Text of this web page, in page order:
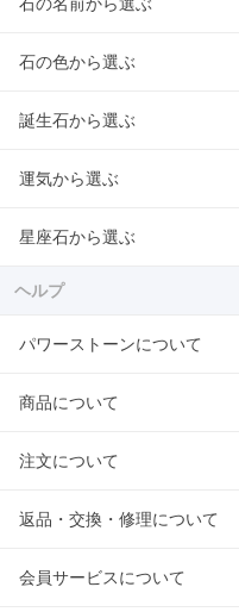
石の色から選ぶ
誕生石から選ぶ
運気から選ぶ
星座石から選ぶ
ヘルプ
パワーストーンについて
商品について
注文について
返品・交換・修理について
会員サービスについて